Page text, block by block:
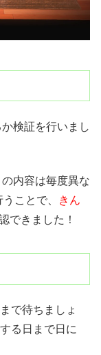
検証を行いまし
内容は毎度異な
ことで、
きん
できました！
で待ちましょ
る日まで日に